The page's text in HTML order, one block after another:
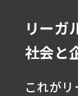
リーガ
社会と
これがリ